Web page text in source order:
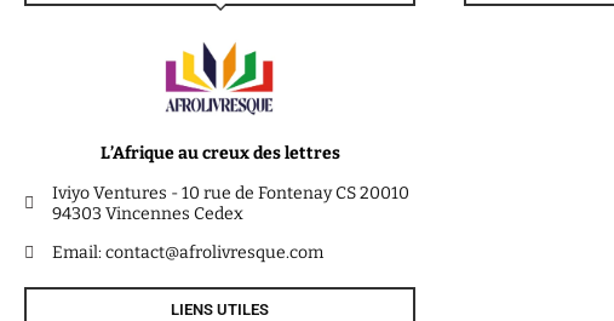
L’Afrique au creux des lettres
Iviyo Ventures - 10 rue de Fontenay CS 20010
94303 Vincennes Cedex
Email: contact@afrolivresque.com
LIENS UTILES